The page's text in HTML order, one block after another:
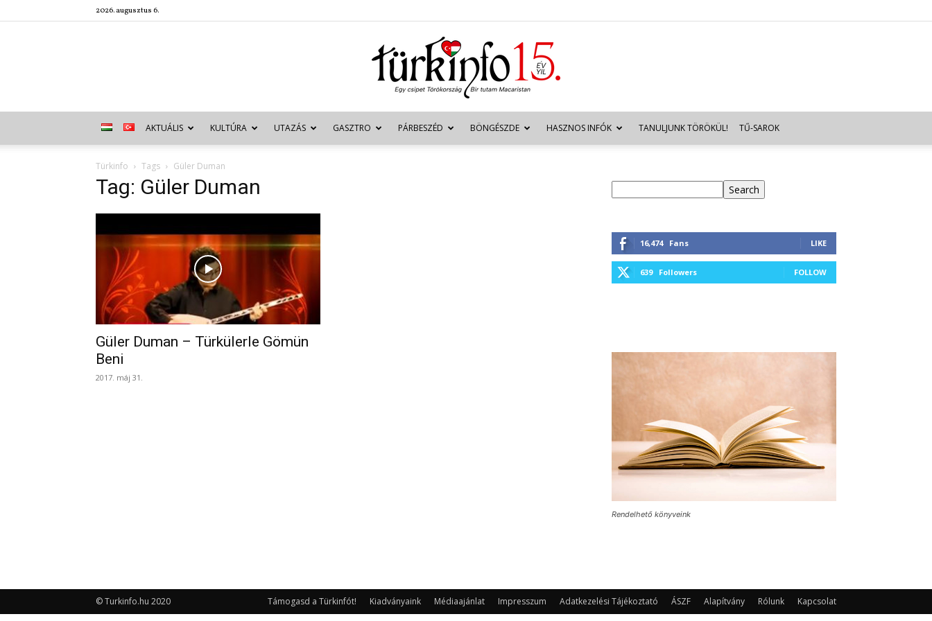
2026. augusztus 6.
Türkinfo
AKTUÁLIS KULTÚRA UTAZÁS GASZTRO PÁRBESZÉD BÖNGÉSZDE HASZNOS INFÓK TANULJUNK TÖRÖKÜL! TŰ-SAROK
Türkinfo Tags Güler Duman
Tag: Güler Duman
Güler Duman – Türkülerle Gömün
Beni
2017. máj 31.
Search
16,474 Fans LIKE
639 Followers FOLLOW
Rendelhető könyveink
Támogasd a Türkinfót! Kiadványaink Médiaajánlat Impresszum Adatkezelési Tájékoztató ÁSZF Alapítvány Rólunk Kapcsolat
© Turkinfo.hu 2020